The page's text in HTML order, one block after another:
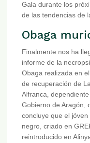
Gala durante los
de las tendencias de
Obaga
Finalmente nos ha
informe de la
Obaga realizada en
de recuperación de
Alfranca,
Gobierno de Aragón,
concluye que el jóven
negro, criado en
reintroducido en